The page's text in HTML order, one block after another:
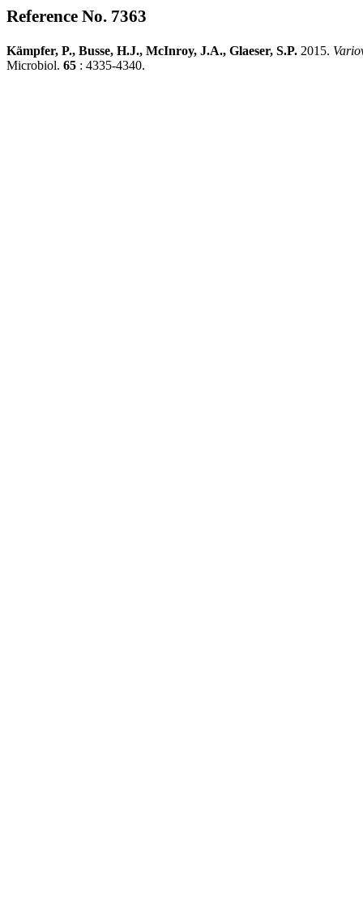
Reference No. 7363
Kämpfer, P., Busse, H.J., McInroy, J.A., Glaeser, S.P. 2015.
Microbiol. 65 : 4335-4340.